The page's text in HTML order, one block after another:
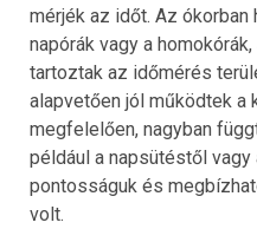
mérjék az időt. Az
napórák vagy a
tartoztak az időmérés
alapvetően jól működtek a
megfelelően, nagyban
például a napsütéstől
pontosságuk és
volt.